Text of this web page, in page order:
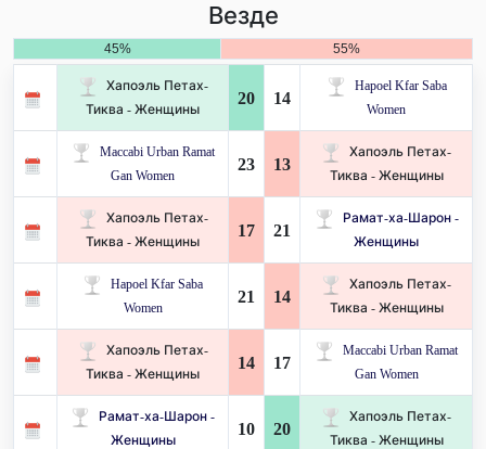
Везде
45% 55%
Хапоэль Петах-
Тиква - Женщины
20 14
Hapoel Kfar Saba
Women
Maccabi Urban Ramat
Gan Women
23 13
Хапоэль Петах-
Тиква - Женщины
Хапоэль Петах-
Тиква - Женщины
17 21
Рамат-ха-Шарон -
Женщины
Hapoel Kfar Saba
Women
21 14
Хапоэль Петах-
Тиква - Женщины
Хапоэль Петах-
Тиква - Женщины
14 17
Maccabi Urban Ramat
Gan Women
Рамат-ха-Шарон -
Женщины
10 20
Хапоэль Петах-
Тиква - Женщины